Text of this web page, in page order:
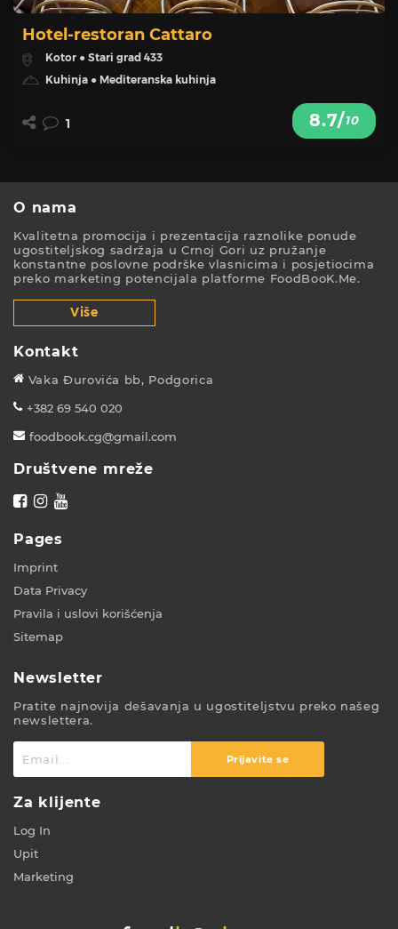
Hotel-restoran Cattaro
Kotor ● Stari grad 433
Kuhinja ● Mediteranska kuhinja
8.7/10
1
O nama
Kvalitetna promocija i prezentacija raznolike ponude
ugostiteljskog sadržaja u Crnoj Gori uz pružanje
konstantne poslovne podrške vlasnicima i posjetiocima
preko marketing potencijala platforme FoodBooK.Me.
Više
Kontakt
Vaka Đurovića bb, Podgorica
+382 69 540 020
foodbook.cg@gmail.com
Društvene mreže
Pages
Imprint
Data Privacy
Pravila i uslovi korišćenja
Sitemap
Newsletter
Pratite najnovija dešavanja u ugostiteljstvu preko našeg
newslettera.
Prijavite se
Za klijente
Log In
Upit
Marketing